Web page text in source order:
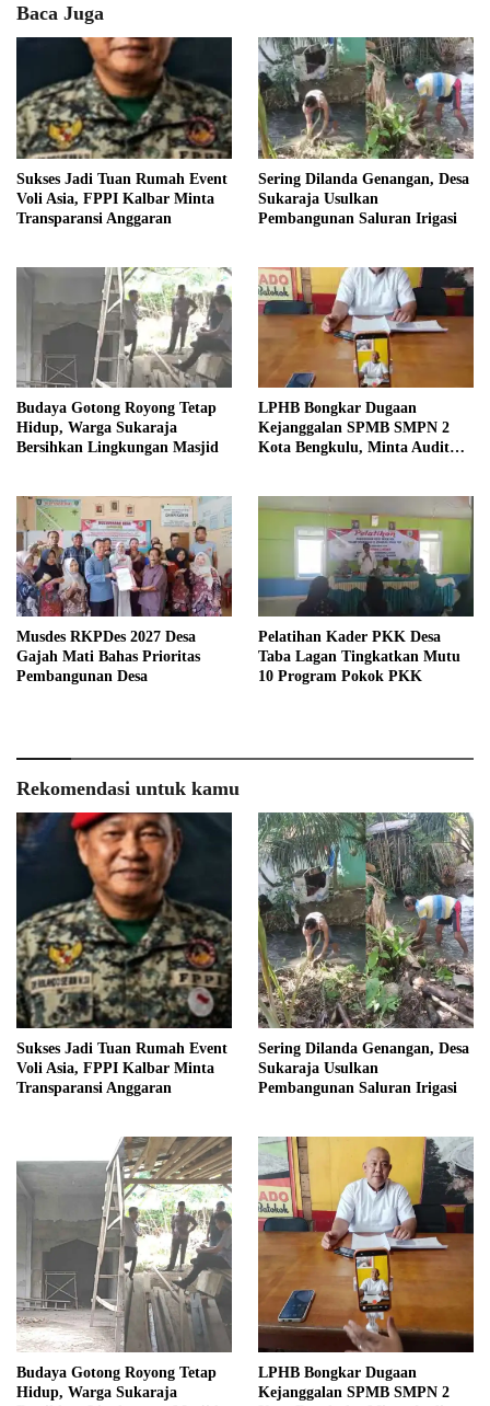
Baca Juga
Sukses Jadi Tuan Rumah Event
Voli Asia, FPPI Kalbar Minta
Transparansi Anggaran
Sering Dilanda Genangan, Desa
Sukaraja Usulkan
Pembangunan Saluran Irigasi
Budaya Gotong Royong Tetap
Hidup, Warga Sukaraja
Bersihkan Lingkungan Masjid
LPHB Bongkar Dugaan
Kejanggalan SPMB SMPN 2
Kota Bengkulu, Minta Audit
Musdes RKPDes 2027 Desa
Gajah Mati Bahas Prioritas
Pembangunan Desa
Pelatihan Kader PKK Desa
Taba Lagan Tingkatkan Mutu
10 Program Pokok PKK
Rekomendasi untuk kamu
Sukses Jadi Tuan Rumah Event
Voli Asia, FPPI Kalbar Minta
Transparansi Anggaran
Sering Dilanda Genangan, Desa
Sukaraja Usulkan
Pembangunan Saluran Irigasi
Budaya Gotong Royong Tetap
Hidup, Warga Sukaraja
LPHB Bongkar Dugaan
Kejanggalan SPMB SMPN 2